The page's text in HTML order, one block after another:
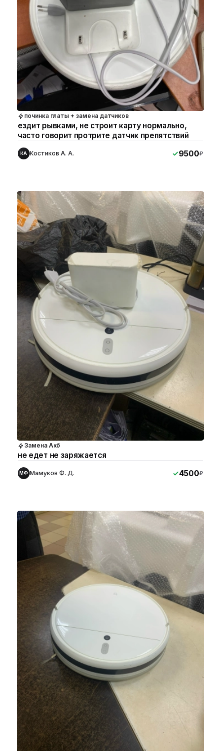
починка платы + замена датчиков
ездит рывками, не строит карту нормально,
часто говорит протрите датчик препятствий
КА Костиков А. А. 9500₽
Замена Акб
не едет не заряжается
МФ Мамуков Ф. Д. 4500₽